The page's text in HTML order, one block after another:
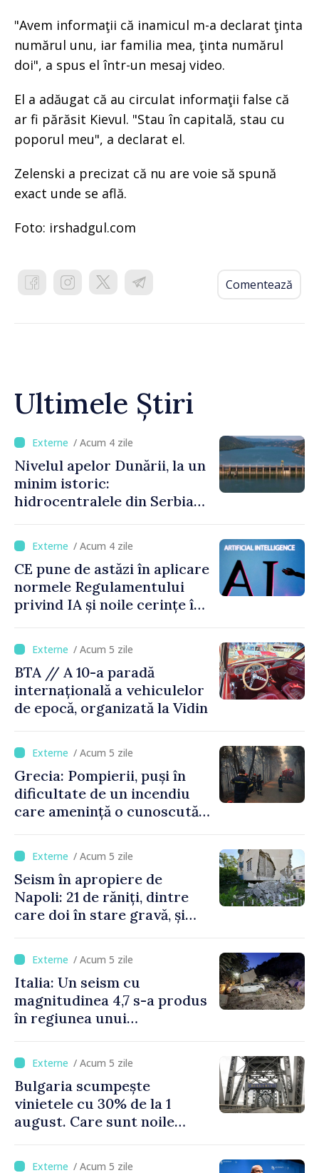
"Avem informaţii că inamicul m-a declarat ţinta
numărul unu, iar familia mea, ţinta numărul
doi", a spus el într-un mesaj video.
El a adăugat că au circulat informaţii false că
ar fi părăsit Kievul. "Stau în capitală, stau cu
poporul meu", a declarat el.
Zelenski a precizat că nu are voie să spună
exact unde se află.
Foto: irshadgul.com
Comentează
Ultimele Știri
/ Acum 4 zile
Nivelul apelor Dunării, la un
minim istoric:
hidrocentralele din Serbia
capacitate
/ Acum 4 zile
CE pune de astăzi în aplicare
normele Regulamentului
privind IA și noile cerințe în
/ Acum 5 zile
BTA // A 10-a paradă
internațională a vehiculelor
de epocă, organizată la Vidin
/ Acum 5 zile
Grecia: Pompierii, puși în
dificultate de un incendiu
care amenință o cunoscută
/ Acum 5 zile
Seism în apropiere de
Napoli: 21 de răniți, dintre
care doi în stare gravă, și
/ Acum 5 zile
Italia: Un seism cu
magnitudinea 4,7 s-a produs
în regiunea unui
de Napoli
/ Acum 5 zile
Bulgaria scumpește
vinietele cu 30% de la 1
august. Care sunt noile
/ Acum 5 zile